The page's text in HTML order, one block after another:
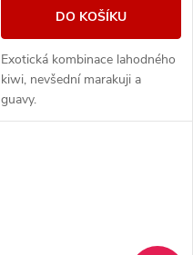
DO KOŠÍKU
Exotická kombinace lahodného
kiwi, nevšední marakuji a
guavy.